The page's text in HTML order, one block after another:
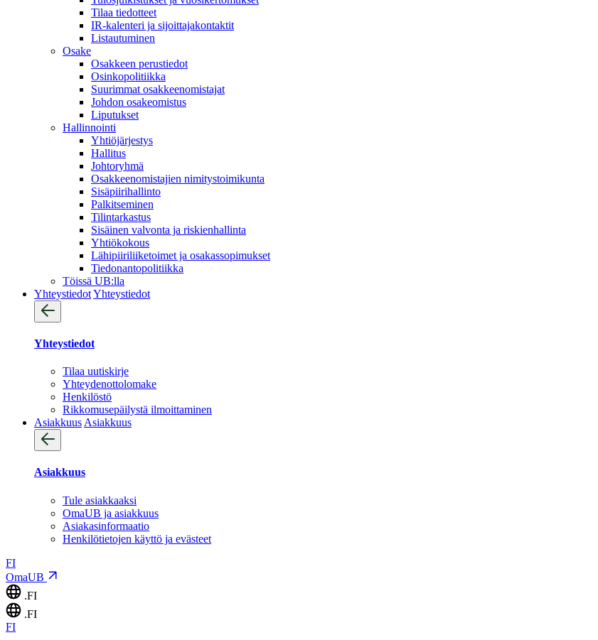
Tilaa tiedotteet
IR-kalenteri ja sijoittajakontaktit
Listautuminen
Osake
Osakkeen perustiedot
Osinkopolitiikka
Suurimmat osakkeenomistajat
Johdon osakeomistus
Liputukset
Hallinnointi
Yhtiöjärjestys
Hallitus
Johtoryhmä
Osakkeenomistajien nimitystoimikunta
Sisäpiirihallinto
Palkitseminen
Tilintarkastus
Sisäinen valvonta ja riskienhallinta
Yhtiökokous
Lähipiiriliiketoimet ja osakassopimukset
Tiedonantopolitiikka
Töissä UB:lla
YhteystiedotYhteystiedot
Yhteystiedot
Tilaa uutiskirje
Yhteydenotto­lomake
Henkilöstö
Rikkomusepäilystä ilmoittaminen
Asiakkuus Asiakkuus
Asiakkuus
Tule asiakkaaksi
OmaUB ja asiakkuus
Asiakasinformaatio
Henkilötietojen käyttö ja evästeet
FI
OmaUB
.FI
.FI
FI